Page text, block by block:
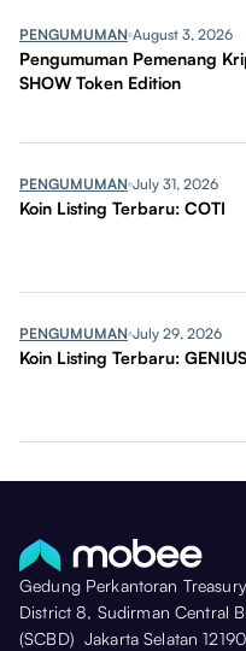
PENGUMUMAN August 3, 2026
Pengumuman Pemenang
SHOW Token Edition
PENGUMUMAN July 31, 2026
Koin Listing Terbaru: COTI
PENGUMUMAN July 29, 2026
Koin Listing Terbaru: GENIUS
Gedung Perkantoran
District 8, Sudirman Central
(SCBD) Jakarta Selatan